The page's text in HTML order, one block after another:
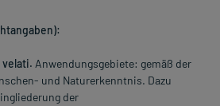
velati. Anwendungsgebiete: gemäß der
und Naturerkenntnis. Dazu
der